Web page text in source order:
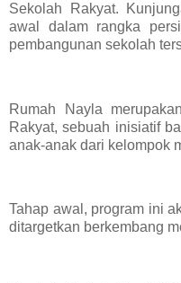
Sekolah Rakyat.
awal dalam rangka
pembangunan sekolah
Rumah Nayla
Rakyat, sebuah inisiatif
anak-anak dari kelompok
Tahap awal, program ini
ditargetkan berkembang